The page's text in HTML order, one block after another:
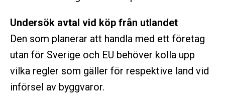
Undersök avtal vid köp från utlandet
Den som planerar att handla med ett företag
utan för Sverige och EU behöver kolla upp
vilka regler som gäller för respektive land vid
införsel av byggvaror.